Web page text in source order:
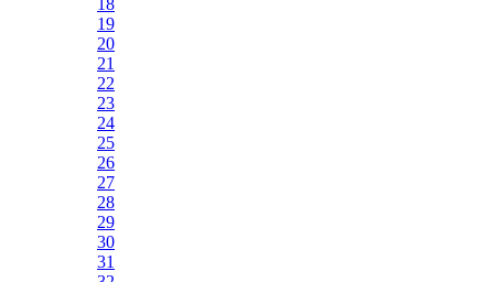
19
20
21
22
23
24
25
26
27
28
29
30
31